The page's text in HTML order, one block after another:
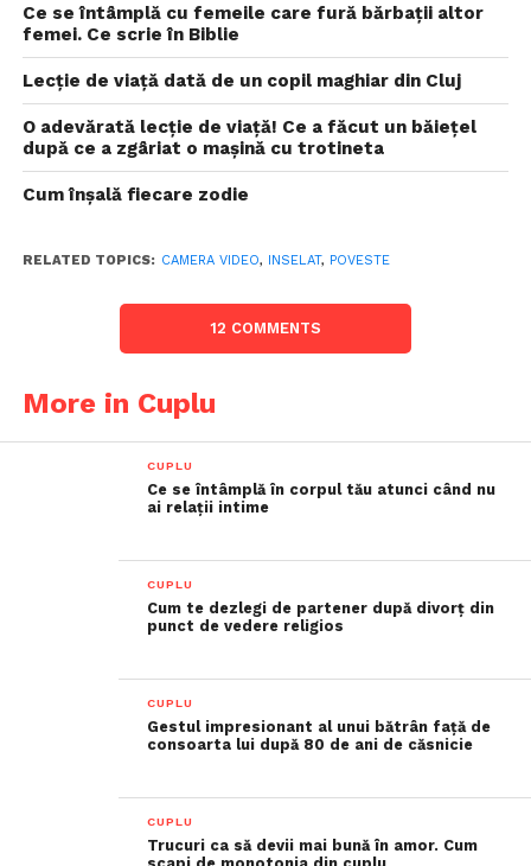
Ce se întâmplă cu femeile care fură bărbații altor
femei. Ce scrie în Biblie
Lecție de viață dată de un copil maghiar din Cluj
O adevărată lecție de viață! Ce a făcut un băiețel
după ce a zgâriat o mașină cu trotineta
Cum înșală fiecare zodie
RELATED TOPICS: CAMERA VIDEO, INSELAT, POVESTE
12 COMMENTS
More in Cuplu
CUPLU
Ce se întâmplă în corpul tău atunci când nu
ai relații intime
CUPLU
Cum te dezlegi de partener după divorț din
punct de vedere religios
CUPLU
Gestul impresionant al unui bătrân față de
consoarta lui după 80 de ani de căsnicie
CUPLU
Trucuri ca să devii mai bună în amor. Cum